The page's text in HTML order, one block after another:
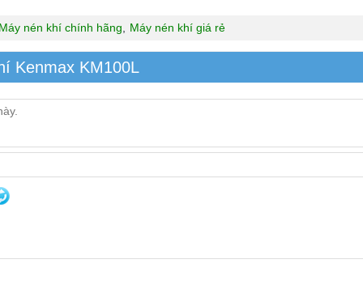
nén khí chính hãng Máy nén khí giá rẻ
Kenmax KM100L